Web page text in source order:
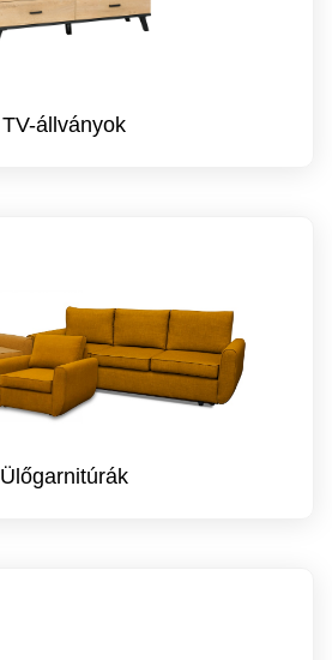
TV-állványok
Ülőgarnitúrák